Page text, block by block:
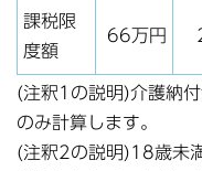
課税限
度額
66万円
(注釈1の説明)介護納
のみ計算します。
(注釈2の説明)18歳未